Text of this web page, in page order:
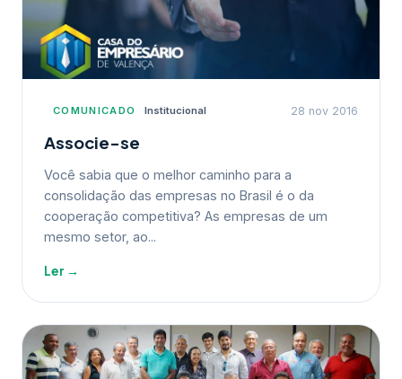
COMUNICADO Institucional 28 nov 2016
Associe-se
Você sabia que o melhor caminho para a
consolidação das empresas no Brasil é o da
cooperação competitiva? As empresas de um
mesmo setor, ao...
Ler →